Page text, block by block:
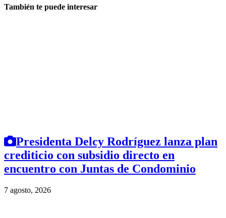
También te puede interesar
Presidenta Delcy Rodríguez lanza plan
crediticio con subsidio directo en
encuentro con Juntas de Condominio
7 agosto, 2026